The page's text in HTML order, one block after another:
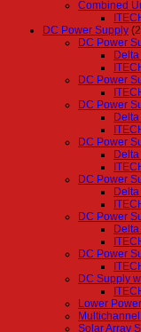
Combined
DC Power Supply
DC Power
DC Power
DC Power
DC Power
DC Power
DC Power
DC Power
DC Supply
Lower
Solar Array